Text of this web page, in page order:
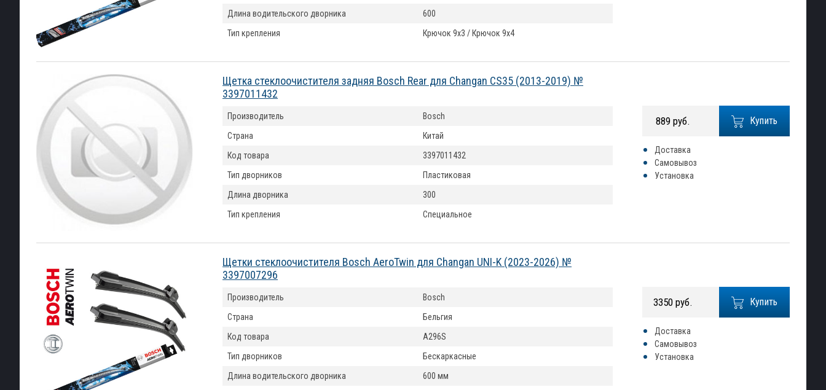
Длина водительского дворника
600
Тип крепления
Крючок 9x3 / Крючок 9x4
Щетка стеклоочистителя задняя Bosch Rear для Changan CS35 (2013-2019) №
3397011432
Купить
889 руб.
Доставка
Самовывоз
Установка
Производитель
Bosch
Страна
Китай
Код товара
3397011432
Тип дворников
Пластиковая
Длина дворника
300
Тип крепления
Специальное
Щетки стеклоочистителя Bosch AeroTwin для Changan UNI-K (2023-2026) №
3397007296
Купить
3350 руб.
Доставка
Самовывоз
Установка
Производитель
Bosch
Страна
Бельгия
Код товара
A296S
Тип дворников
Бескаркасные
Длина водительского дворника
600 мм